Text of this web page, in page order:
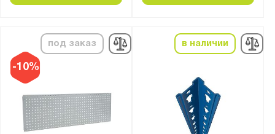
-10%
под заказ в наличии